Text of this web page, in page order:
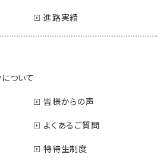
進路実績
ついて
皆様からの声
よくあるご質問
特待生制度